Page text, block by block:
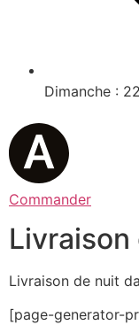
Dimanche :
Commander
Livraison
Livraison de nuit
[page-generator-